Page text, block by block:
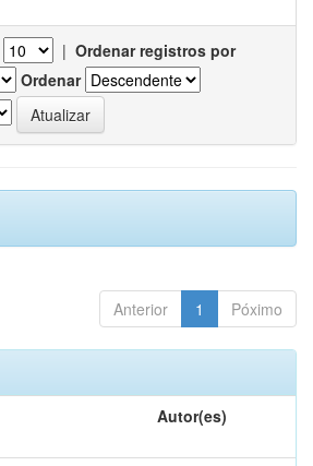
| Ordenar registros por
Ordenar
Anterior 1 Póximo
Autor(es)